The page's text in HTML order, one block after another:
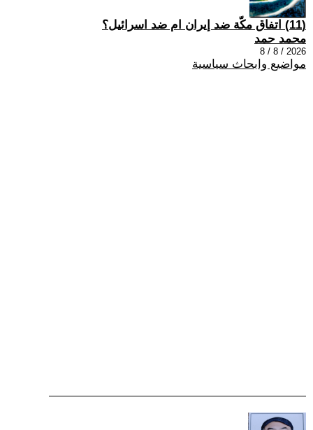
(11) اتفاق مكّة ضد إيران ام ضد اسرائيل؟
محمد حمد
2026 / 8 / 8
مواضيع وابحاث سياسية